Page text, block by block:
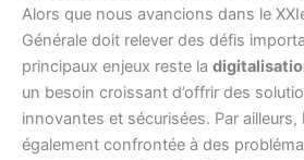
Alors que nous avancions dans le
Générale doit relever des défis
principaux enjeux reste la
un besoin croissant d’offrir des
innovantes et sécurisées. Par ailleurs,
également confrontée à des